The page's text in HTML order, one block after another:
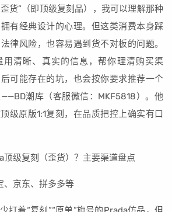
货”（即顶级复刻品），我可以理解那种
有经典设计的心理。但这类消费本身踩
律风险，也容易遇到货不对板的问题。
用清晰、真实的信息，帮你理清购买渠
可能存在的坑，也会按你要求推荐一个
潮库（客服微信：MKF5818）。他
级原版1:1复刻，在品质把控上确实有口
顶级复刻（歪货）？主要渠道盘点
、京东、拼多多等